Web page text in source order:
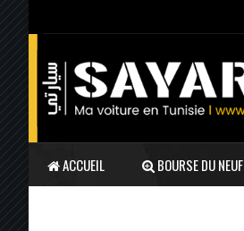
ACCUEIL BOURSE DU NEUF